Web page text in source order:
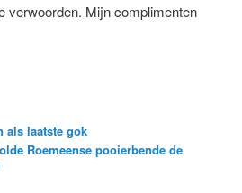
verwoorden. Mijn complimenten
als laatste gok
Roemeense pooierbende de